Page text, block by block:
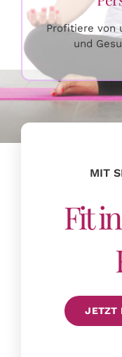
Profitiere von
und
MIT
Fit